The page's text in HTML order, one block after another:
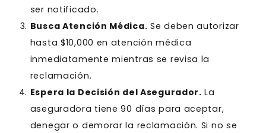
ser notificado.
Busca Atención Médica. Se deben autorizar
hasta $10,000 en atención médica
inmediatamente mientras se revisa la
reclamación.
Espera la Decisión del Asegurador. La
aseguradora tiene 90 días para aceptar,
denegar o demorar la reclamación. Si no se